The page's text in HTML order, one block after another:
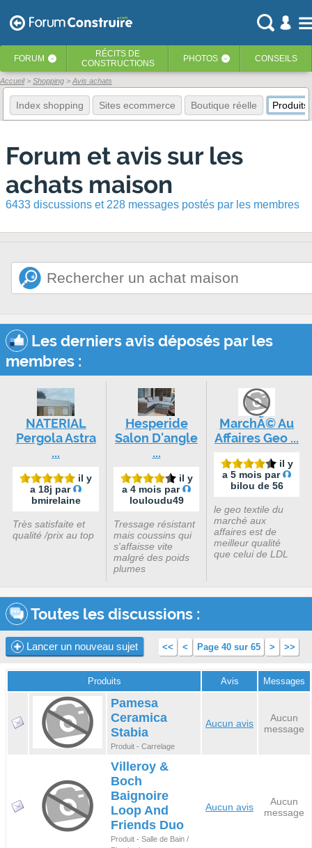
FORUM ‹ RÉCITS DE
CONSTRUCTIONS
PHOTOS ‹ CONSEILS
Accueil Shopping Avis achats
Index shopping Sites ecommerce Boutique réelle Produits
Forum et avis sur les
achats maison
6433 discussions et 228 messages postés par les membres
Les derniers avis déposés par les
membres :
NATERIAL
Pergola Astra
...
il y
a 18j par
bmirelaine
Très satisfaite et
qualité /prix au top
Hesperide
Salon D'angle
...
il y
a 4 mois par
louloudu49
Tressage résistant
mais coussins qui
s'affaisse vite
malgré des poids
plumes
MarchÃ© Au
Affaires Geo ...
il y
a 5 mois par
bilou de 56
le geo textile du
marché aux
affaires est de
meilleur qualité
que celui de LDL
Toutes les discussions :
Lancer un nouveau sujet << < Page 40 sur 65 > >>
Produits Avis Messages
Pamesa
Ceramica
Stabia
Produit - Carrelage
Aucun avis
Aucun
message
Villeroy &
Boch
Baignoire
Loop And
Friends Duo
Produit - Salle de Bain /
Aucun avis
Aucun
message